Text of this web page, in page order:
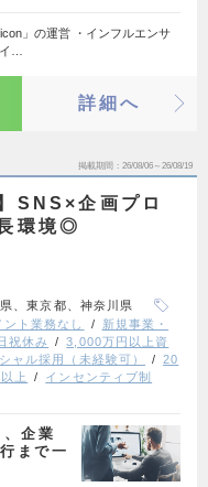
」の運営 ・インフルエンサ
…
詳細へ
掲載期間 26/08/06～26/08/19
SNS×企画プロ
環境◎
、東京都、神奈川県
ント業務なし
新規事業・
祝休み
3,000万円以上資
ャル採用（未経験可）
20
上
インセンティブ制
企業
まで一